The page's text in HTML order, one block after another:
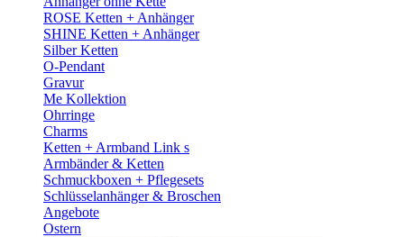
ROSE Ketten + Anhänger
SHINE Ketten + Anhänger
Silber Ketten
O-Pendant
Gravur
Me Kollektion
Ohrringe
Charms
Ketten + Armband Link s
Armbänder & Ketten
Schmuckboxen + Pflegesets
Schlüsselanhänger & Broschen
Angebote
Ostern